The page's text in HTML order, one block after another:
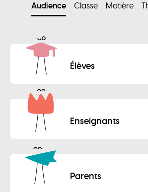
Audience Classe Matière
Élèves
Enseignants
Parents